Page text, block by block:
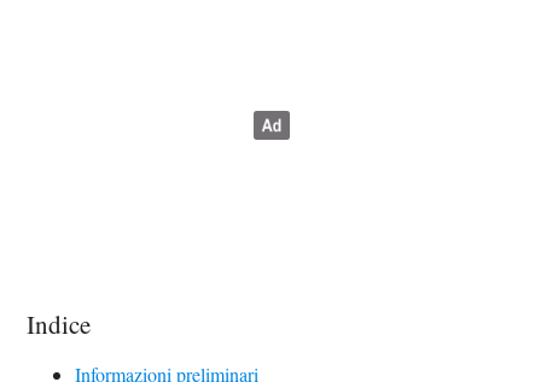
Indice
Informazioni preliminari